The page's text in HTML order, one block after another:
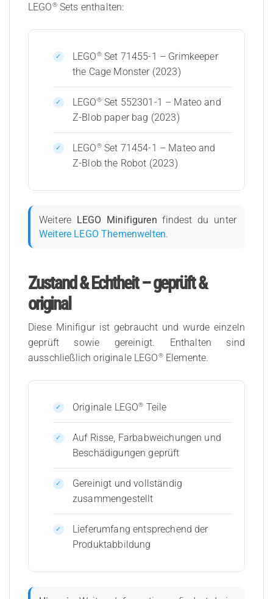
LEGO®Sets enthalten:
LEGO®Set 71455-1 – Grimkeeper
the Cage Monster (2023)
LEGO®Set 552301-1 – Mateo and
Z-Blob paper bag (2023)
LEGO®Set 71454-1 – Mateo and
Z-Blob the Robot (2023)
Weitere LEGO Minifiguren findest du unter
Weitere LEGO Themenwelten.
Zustand & Echtheit – geprüft &
original
Diese Minifigur ist gebraucht und wurde einzeln
geprüft sowie gereinigt. Enthalten sind
ausschließlich originale LEGO®Elemente.
Originale LEGO® Teile
Auf Risse, Farbabweichungen und
Beschädigungen geprüft
Gereinigt und vollständig
zusammengestellt
Lieferumfang entsprechend der
Produktabbildung